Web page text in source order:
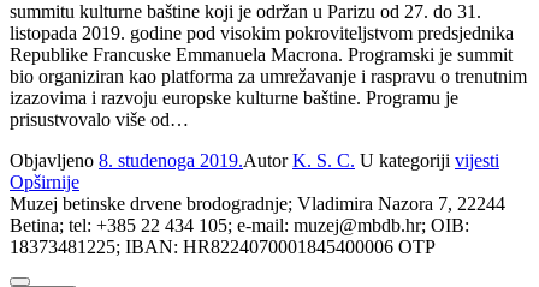
summitu kulturne baštine koji je održan u Parizu od 27. do 31.
listopada 2019. godine pod visokim pokroviteljstvom predsjednika
Republike Francuske Emmanuela Macrona. Programski je summit
bio organiziran kao platforma za umrežavanje i raspravu o trenutnim
izazovima i razvoju europske kulturne baštine. Programu je
prisustvovalo više od…
Objavljeno 8. studenoga 2019.AutorK. S. C. U kategoriji vijesti
Opširnije
Muzej betinske drvene brodogradnje; Vladimira Nazora 7, 22244
Betina; tel: +385 22 434 105; e-mail: muzej@mbdb.hr; OIB:
18373481225; IBAN: HR8224070001845400006 OTP